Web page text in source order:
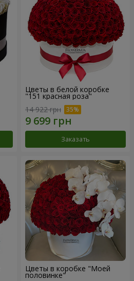
Цветы в белой коробке
"151 красная роза"
14 922 грн
Заказать
Цветы в коробке "Моей
половинке"